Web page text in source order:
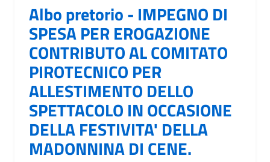
Albo pretorio - IMPEGNO DI
SPESA PER EROGAZIONE
CONTRIBUTO AL COMITATO
PIROTECNICO PER
ALLESTIMENTO DELLO
SPETTACOLO IN OCCASIONE
DELLA FESTIVITA' DELLA
MADONNINA DI CENE.